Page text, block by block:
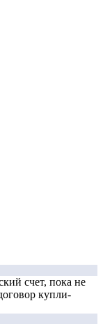
счет, пока не
купли-